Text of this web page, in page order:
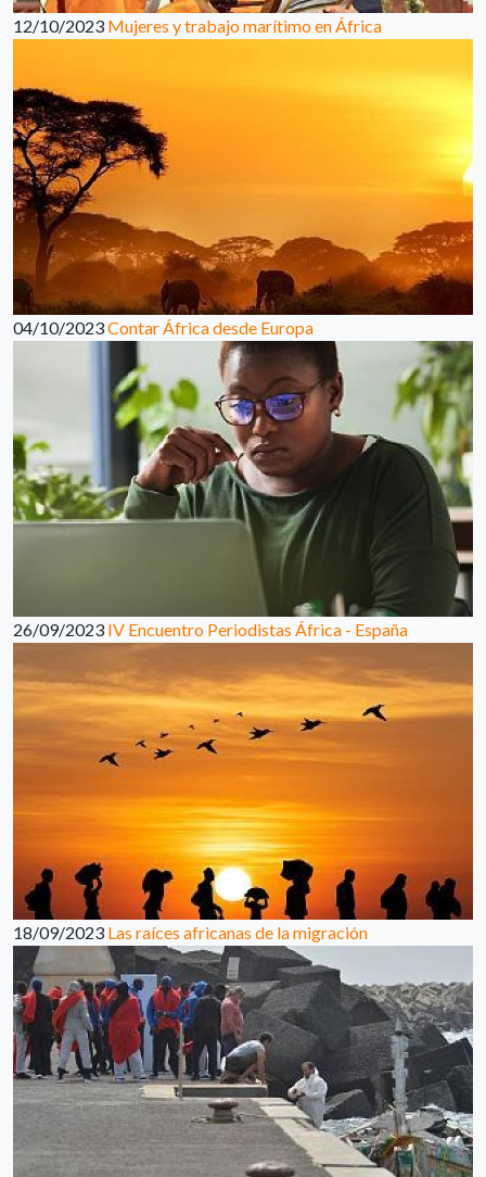
12/10/2023 Mujeres y trabajo marítimo en África
04/10/2023Contar África desde Europa
26/09/2023 IV Encuentro Periodistas África - España
18/09/2023 Las raíces africanas de la migración